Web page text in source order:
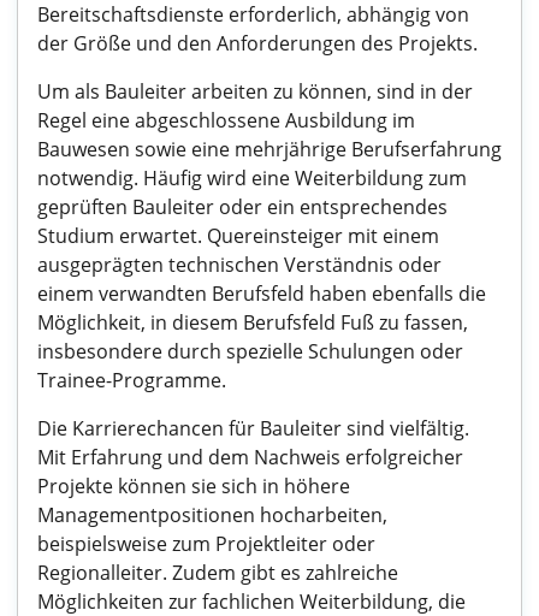
Bereitschaftsdienste erforderlich, abhängig von
der Größe und den Anforderungen des Projekts.
Um als Bauleiter arbeiten zu können, sind in der
Regel eine abgeschlossene Ausbildung im
Bauwesen sowie eine mehrjährige Berufserfahrung
notwendig. Häufig wird eine Weiterbildung zum
geprüften Bauleiter oder ein entsprechendes
Studium erwartet. Quereinsteiger mit einem
ausgeprägten technischen Verständnis oder
einem verwandten Berufsfeld haben ebenfalls die
Möglichkeit, in diesem Berufsfeld Fuß zu fassen,
insbesondere durch spezielle Schulungen oder
Trainee-Programme.
Die Karrierechancen für Bauleiter sind vielfältig.
Mit Erfahrung und dem Nachweis erfolgreicher
Projekte können sie sich in höhere
Managementpositionen hocharbeiten,
beispielsweise zum Projektleiter oder
Regionalleiter. Zudem gibt es zahlreiche
Möglichkeiten zur fachlichen Weiterbildung, die